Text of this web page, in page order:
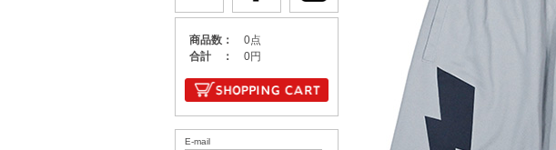
商品数：
0点
合計 ：
0円
E-mail